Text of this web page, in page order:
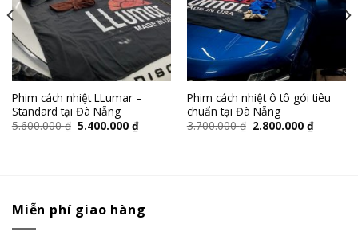
Phim cách nhiệt LLumar –
Standard tại Đà Nẵng
5.600.000₫ 5.400.000 ₫
Phim cách nhiệt ô tô gói tiêu
chuẩn tại Đà Nẵng
3.700.000₫ 2.800.000 ₫
Miễn phí giao hàng